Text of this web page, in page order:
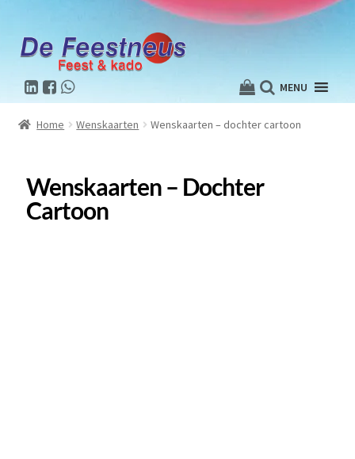
MENU
Home Wenskaarten Wenskaarten – dochter cartoon
Wenskaarten – Dochter
Cartoon